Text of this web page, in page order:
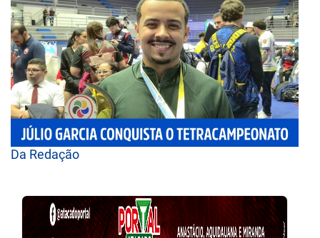
Da Redação